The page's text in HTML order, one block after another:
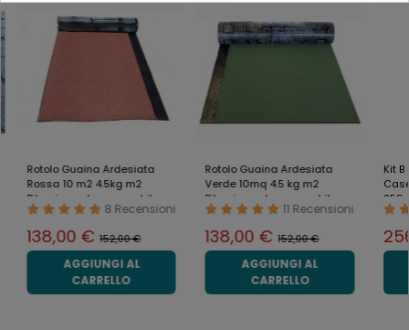
Rotolo Guaina Ardesiata
Rossa 10 m2 4.5kg m2
Bituminosa Impermeabile
Tetto Legno
8 Recensioni
138,00 € 152,00 €
AGGIUNGI AL
CARRELLO
Rotolo Guaina Ardesiata
Verde 10mq 4.5 kg m2
Bituminosa Impermeabile
per Tetto
11 Recensioni
138,00 € 152,00 €
AGGIUNGI AL
CARRELLO
Kit
259